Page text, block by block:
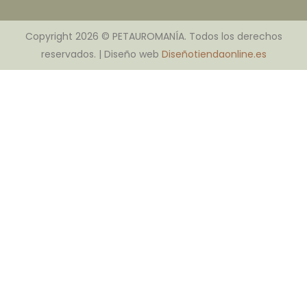
Copyright 2026 © PETAUROMANÍA. Todos los derechos
reservados. | Diseño web Diseñotiendaonline.es